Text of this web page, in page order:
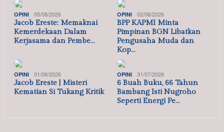
OPINI 05/08/2026
Jacob Ereste: Memaknai
Kemerdekaan Dalam
Kerjasama dan Pembe…
OPINI 02/08/2026
BPP KAPMI Minta
Pimpinan BGN Libatkan
Pengusaha Muda dan
Kop…
OPINI 01/08/2026
Jacob Ereste | Misteri
Kematian Si Tukang Kritik
OPINI 31/07/2026
6 Buah Buku, 66 Tahun
Bambang Isti Nugroho
Seperti Energi Pe…